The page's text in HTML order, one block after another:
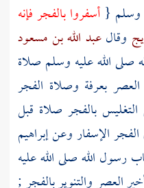
وسلم { أسفروا بالفجر فإنه
وقالعبد الله بن مسعود
صلى الله عليه وسلم صلاة
بعرفة وصلاة الفجر
بالفجر صلاة قبل
الفجر الإسفار وعنإبراهيم
رسول الله صلى الله عليه
العصر والتنوير بالفجر ;